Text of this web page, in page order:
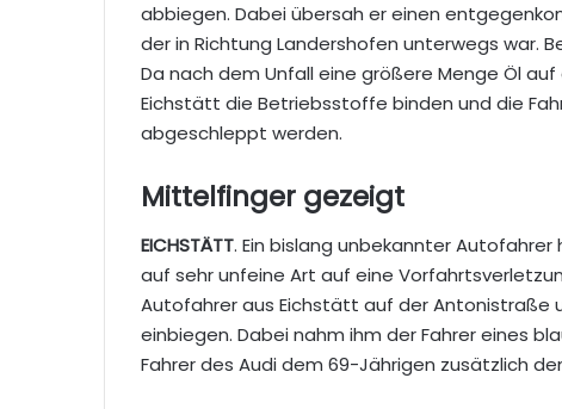
abbiegen. Dabei übersah er einen
der in Richtung Landershofen unterwegs war.
Da nach dem Unfall eine größere Menge Öl
Eichstätt die Betriebsstoffe binden und die
abgeschleppt werden.
Mittelfinger gezeigt
EICHSTÄTT. Ein bislang unbekannter
auf sehr unfeine Art auf eine
Autofahrer aus Eichstätt auf der Antonistraße
einbiegen. Dabei nahm ihm der Fahrer eines
Fahrer des Audi dem 69-Jährigen zusätzlich